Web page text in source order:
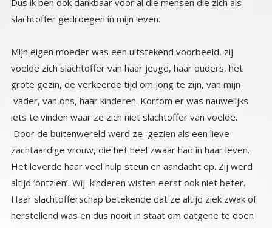
slachtoffer gedroegen in mijn leven.
Mijn eigen moeder was een uitstekend voorbeeld, zij
voelde zich slachtoffer van haar jeugd, haar ouders, het
grote gezin, de verkeerde tijd om jong te zijn, van mijn
vader, van ons, haar kinderen. Kortom er was nauwelijks
iets te vinden waar ze zich niet slachtoffer van voelde.
Door de buitenwereld werd ze gezien als een lieve
zachtaardige vrouw, die het heel zwaar had in haar leven.
Het leverde haar veel hulp steun en aandacht op. Zij werd
altijd ‘ontzien’. Wij kinderen wisten eerst ook niet beter.
Haar slachtofferschap betekende dat ze altijd ziek zwak of
herstellend was en dus nooit in staat om datgene te doen